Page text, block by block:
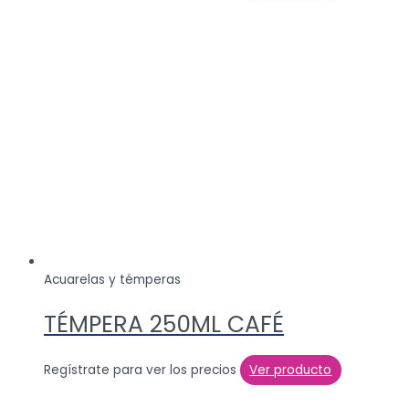
Acuarelas y témperas
TÉMPERA 250ML CAFÉ
Regístrate para ver los precios Ver producto